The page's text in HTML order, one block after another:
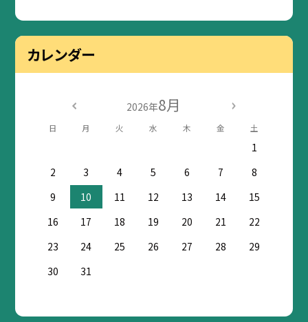
カレンダー
2026年8月
日 月 火 水 木 金 土
1
2
3 4 5 6 7
8
9
10 11 12 13 14
15
16
17 18 19 20 21
22
23
24 25 26 27 28
29
30
31